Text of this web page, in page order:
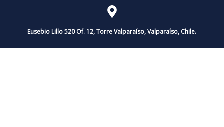
Eusebio Lillo 520 Of. 12, Torre Valparaíso, Valparaíso, Chile.